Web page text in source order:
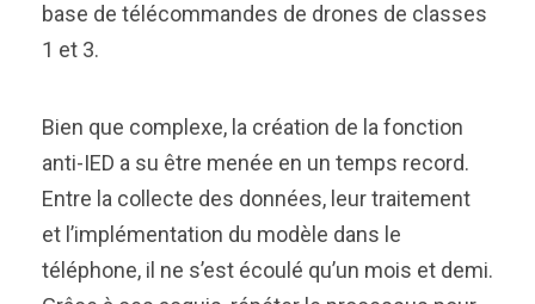
base de télécommandes de drones de classes
1 et 3.
Bien que complexe, la création de la fonction
anti-IED a su être menée en un temps record.
Entre la collecte des données, leur traitement
et l’implémentation du modèle dans le
téléphone, il ne s’est écoulé qu’un mois et demi.